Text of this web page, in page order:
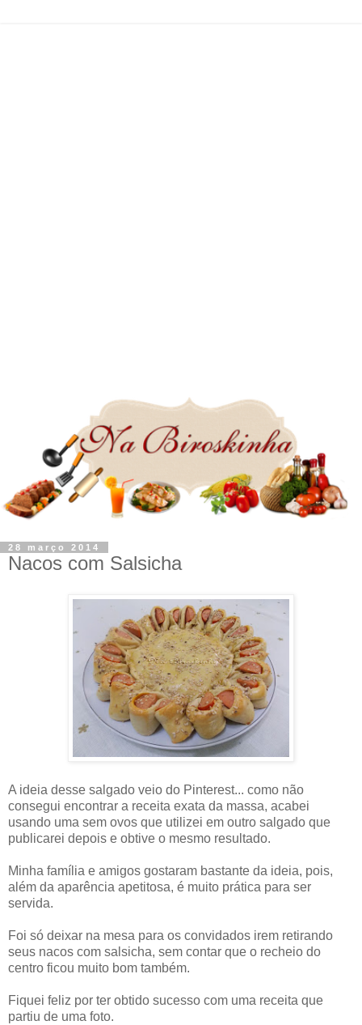
28 março 2014
Nacos com Salsicha
A ideia desse salgado veio do Pinterest... como não
consegui encontrar a receita exata da massa, acabei
usando uma sem ovos que utilizei em outro salgado que
publicarei depois e obtive o mesmo resultado.
Minha família e amigos gostaram bastante da ideia, pois,
além da aparência apetitosa, é muito prática para ser
servida.
Foi só deixar na mesa para os convidados irem retirando
seus nacos com salsicha, sem contar que o recheio do
centro ficou muito bom também.
Fiquei feliz por ter obtido sucesso com uma receita que
partiu de uma foto.